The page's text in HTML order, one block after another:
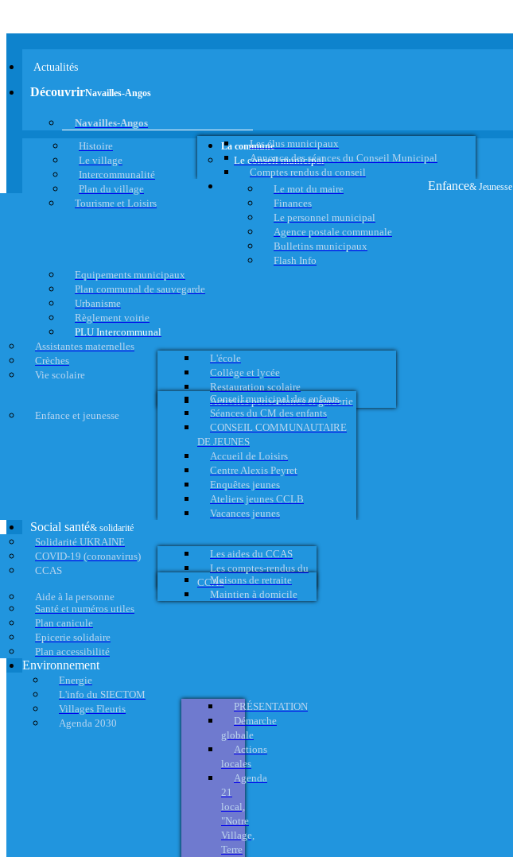
Actualités
DécouvrirNavailles-Angos
Navailles-Angos
Histoire
Le village
Intercommunalité
Plan du village
Tourisme et Loisirs
La commune
Le conseil municipal
Les élus municipaux
Annonce des séances du Conseil Municipal
Comptes rendus du conseil
Le mot du maire
Finances
Le personnel municipal
Agence postale communale
Bulletins municipaux
Flash Info
Equipements municipaux
Plan communal de sauvegarde
Urbanisme
Règlement voirie
PLU Intercommunal
Enfance& Jeunesse
Assistantes maternelles
Crèches
Vie scolaire
L'école
Collège et lycée
Restauration scolaire
Activités périscolaires et garderie
Enfance et jeunesse
Conseil municipal des enfants
Séances du CM des enfants
CONSEIL COMMUNAUTAIRE
DE JEUNES
Accueil de Loisirs
Centre Alexis Peyret
Enquêtes jeunes
Ateliers jeunes CCLB
Vacances jeunes
Social santé& solidarité
Solidarité UKRAINE
COVID-19 (coronavirus)
CCAS
Les aides du CCAS
Les comptes-rendus du
CCAS
Aide à la personne
Maisons de retraite
Maintien à domicile
Santé et numéros utiles
Plan canicule
Epicerie solidaire
Plan accessibilité
Environnement
Energie
L'info du SIECTOM
Villages Fleuris
Agenda 2030
PRÉSENTATION
Démarche
globale
Actions
locales
Agenda
21
local,
"Notre
Village,
Terre